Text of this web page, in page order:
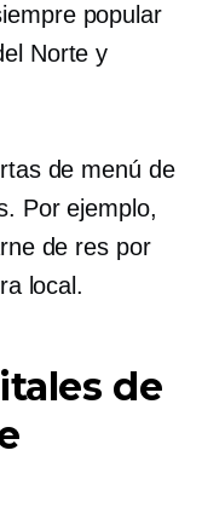
popular
Norte y
de menú de
Por ejemplo,
de res por
local.
de